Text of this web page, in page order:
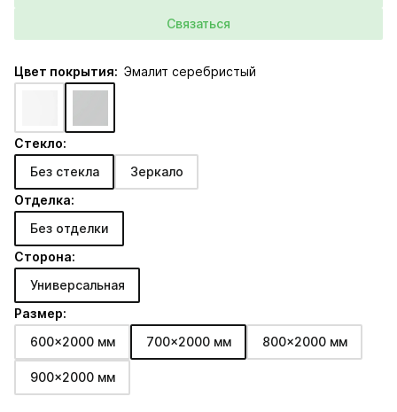
Связаться
Цвет покрытия: Эмалит серебристый
Стекло:
Без стекла
Зеркало
Отделка:
Без отделки
Сторона:
Универсальная
Размер:
600x2000 мм
700x2000 мм 800x2000 мм
900x2000 мм